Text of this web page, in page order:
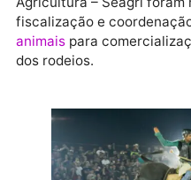
Sebrae, foi responsável
Empreendedor, onde
pequenos negócios na
Já a Secretaria de
ficou responsável por